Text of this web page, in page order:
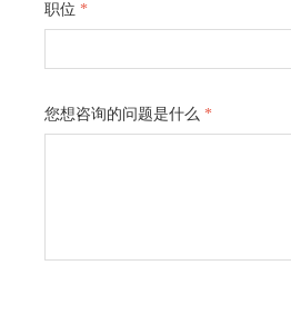
职位 *
您想咨询的问题是什么 *